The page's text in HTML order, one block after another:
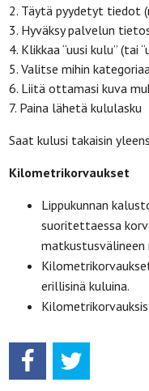
2. Täytä pyydetyt tiedot
3. Hyväksy palvelun
4. Klikkaa “uusi kulu” (tai
5. Valitse mihin
6. Liitä ottamasi kuva
7. Paina lähetä kululasku
Saat kulusi takaisin
Kilometrikorvaukset
Lippukunnan
suoritettaessa
erillisinä kuluina.